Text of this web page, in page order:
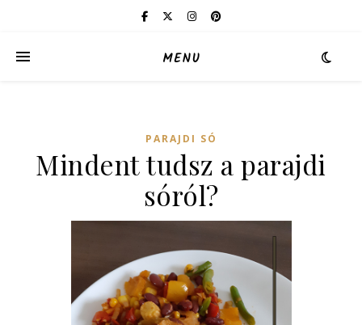
MENU
PARAJDI SÓ
Mindent tudsz a parajdi
sóról?